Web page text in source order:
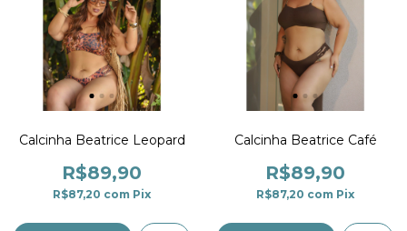
Calcinha Beatrice Leopard
R$89,90
R$87,20 com Pix
Calcinha Beatrice Café
R$89,90
R$87,20 com Pix